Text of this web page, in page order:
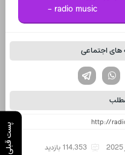
پست قبلی
- radio music
های اجتماعی
لینکدین
114,353 بازدید